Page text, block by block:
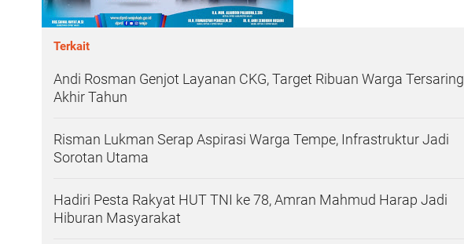
Terkait
Andi Rosman Genjot Layanan CKG, Target Ribuan Warga Tersaring
Akhir Tahun
Risman Lukman Serap Aspirasi Warga Tempe, Infrastruktur Jadi
Sorotan Utama
Hadiri Pesta Rakyat HUT TNI ke 78, Amran Mahmud Harap Jadi
Hiburan Masyarakat